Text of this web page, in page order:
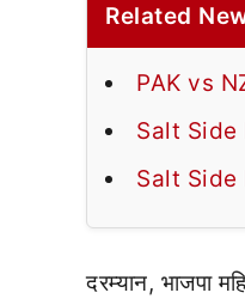
Related
PAK vs
Salt Side
Salt Side
दरम्यान, भाजपा